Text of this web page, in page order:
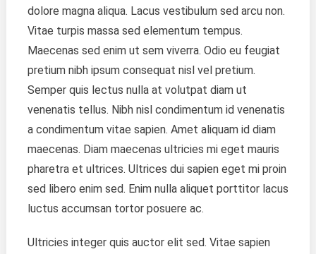
Living
dolore magna aliqua. Lacus vestibulum sed arcu non.
Vitae turpis massa sed elementum tempus.
Maecenas sed enim ut sem viverra. Odio eu feugiat
pretium nibh ipsum consequat nisl vel pretium.
Semper quis lectus nulla at volutpat diam ut
venenatis tellus. Nibh nisl condimentum id venenatis
a condimentum vitae sapien. Amet aliquam id diam
maecenas. Diam maecenas ultricies mi eget mauris
pharetra et ultrices. Ultrices dui sapien eget mi proin
sed libero enim sed. Enim nulla aliquet porttitor lacus
luctus accumsan tortor posuere ac.
Ultricies integer quis auctor elit sed. Vitae sapien